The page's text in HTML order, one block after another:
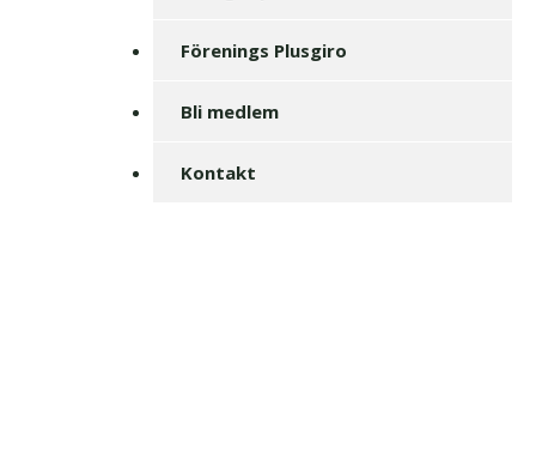
Förenings Plusgiro
Bli medlem
Kontakt